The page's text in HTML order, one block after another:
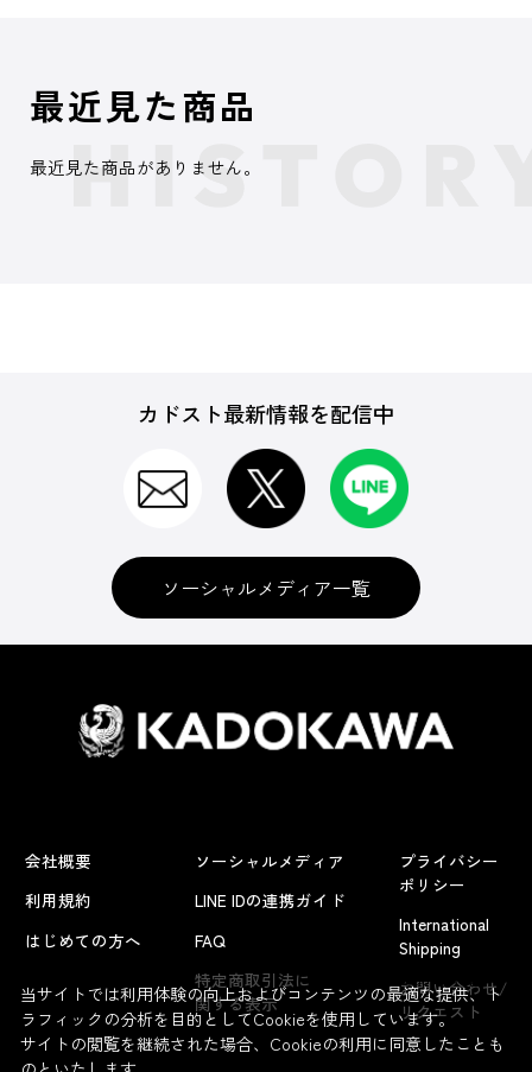
よくあるお問い合わせ
最近見た商品
最近見た商品がありません。
カドスト最新情報を配信中
ソーシャルメディア一覧
会社概要
利用規約
はじめての方へ
ソーシャルメディア
LINE IDの連携ガイド
FAQ
特定商取引法に
関する表示
プライバシー
ポリシー
International
Shipping
お問い合わせ/
リクエスト
当サイトでは利用体験の向上およびコンテンツの最適な提供、ト
ラフィックの分析を目的としてCookieを使用しています。
サイトの閲覧を継続された場合、Cookieの利用に同意したことも